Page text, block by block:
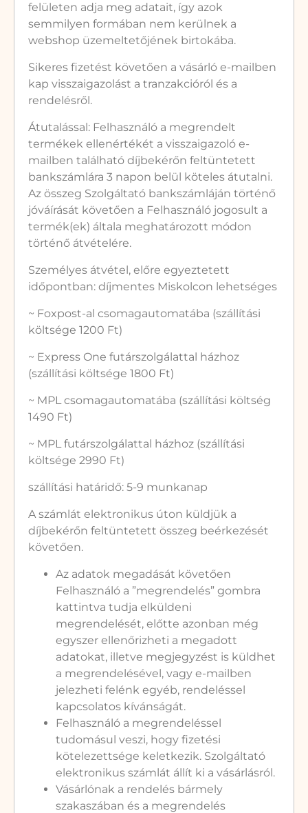
felületen adja meg adatait, így azok
semmilyen formában nem kerülnek a
webshop üzemeltetőjének birtokába.
Sikeres fizetést követően a vásárló e-mailben
kap visszaigazolást a tranzakcióról és a
rendelésről.
Átutalással: Felhasználó a megrendelt
termékek ellenértékét a visszaigazoló e-
mailben található díjbekérőn feltüntetett
bankszámlára 3 napon belül köteles átutalni.
Az összeg Szolgáltató bankszámláján történő
jóváírását követően a Felhasználó jogosult a
termék(ek) általa meghatározott módon
történő átvételére.
Személyes átvétel, előre egyeztetett
időpontban: díjmentes Miskolcon lehetséges
~ Foxpost-al csomagautomatába (szállítási
költsége 1200 Ft)
~ Express One futárszolgálattal házhoz
(szállítási költsége 1800 Ft)
~ MPL csomagautomatába (szállítási költség
1490 Ft)
~ MPL futárszolgálattal házhoz (szállítási
költsége 2990 Ft)
szállítási határidő: 5-9 munkanap
A számlát elektronikus úton küldjük a
díjbekérőn feltüntetett összeg beérkezését
követően.
Az adatok megadását követően
Felhasználó a ”megrendelés” gombra
kattintva tudja elküldeni
megrendelését, előtte azonban még
egyszer ellenőrizheti a megadott
adatokat, illetve megjegyzést is küldhet
a megrendelésével, vagy e-mailben
jelezheti felénk egyéb, rendeléssel
kapcsolatos kívánságát.
Felhasználó a megrendeléssel
tudomásul veszi, hogy fizetési
kötelezettsége keletkezik. Szolgáltató
elektronikus számlát állít ki a vásárlásról.
Vásárlónak a rendelés bármely
szakaszában és a megrendelés